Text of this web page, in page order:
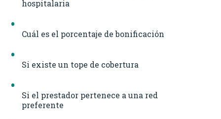
hospitalaria
Cuál es el porcentaje de bonificación
Si existe un tope de cobertura
Si el prestador pertenece a una red
preferente